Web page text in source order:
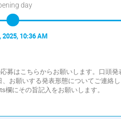
day
2025, 10:36 AM
募はこちらからお願いします。口頭
、お願いする発表形態についてご連絡
欄にその旨記入をお願いします。